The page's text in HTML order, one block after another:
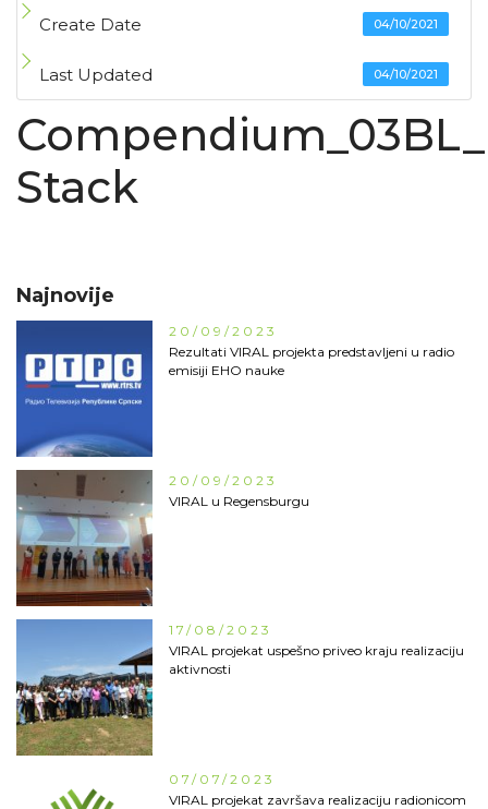
Create Date 04/10/2021
Last Updated 04/10/2021
Stack
Najnovije
20/09/2023
Rezultati VIRAL projekta predstavljeni u radio
emisiji EHO nauke
20/09/2023
VIRAL u Regensburgu
17/08/2023
VIRAL projekat uspešno priveo kraju realizaciju
aktivnosti
07/07/2023
VIRAL projekat završava realizaciju radionicom